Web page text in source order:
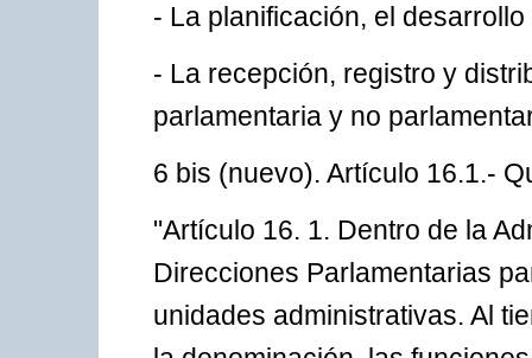
- La planificación, el
- La recepción, registro y
parlamentaria y no
6 bis (nuevo). Artículo 16.1.-
"Artículo 16. 1. Dentro de la
Direcciones Parlamentarias
unidades administrativas. Al